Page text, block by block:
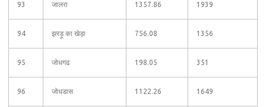
93 जालरा 1357.86 1939
94 झरड़ू का खेड़ा 756.08 1356
95 जोधगढ 198.05 351
96 जोधडास 1122.26 1649